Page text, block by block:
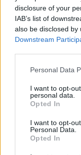
disclosure of your
IAB’s list of
also be disclosed
Downstream
Personal Data
I want to opt-
personal data.
Opted In
I want to opt-
Personal Data.
Opted In
таа поделба,
сама по
прашањето дали
не само од
што се случува
© Vecer.mk,